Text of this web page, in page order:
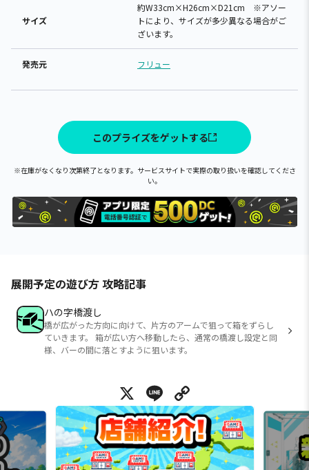
サイズ
約W33cm×H26cm×D21cm ※アソー
トにより、サイズが多少異なる場合がご
ざいます。
発売元 フリュー
このプライズをゲットする
※在庫がなくなり次第終了となります。サービスサイトで実際の取り扱いを確認してくださ
い。
展開予定の遊び方 攻略記事
ハの字橋渡し
橋が広がった方向に向けて、片方のアームで狙って箱をずらし
ていきます。 箱が広い方へ移動したら、通常の橋渡し設定と同
様、バーの間に落とすように狙います。
X Line